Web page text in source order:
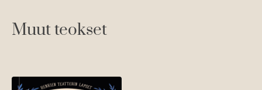
Muut teokset